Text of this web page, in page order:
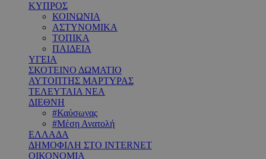
ΚΥΠΡΟΣ
ΚΟΙΝΩΝΙΑ
ΑΣΤΥΝΟΜΙΚΑ
ΤΟΠΙΚΑ
ΠΑΙΔΕΙΑ
ΥΓΕΙΑ
ΣΚΟΤΕΙΝΟ ΔΩΜΑΤΙΟ
ΑΥΤΟΠΤΗΣ ΜΑΡΤΥΡΑΣ
ΤΕΛΕΥΤΑΙΑ ΝΕΑ
ΔΙΕΘΝΗ
#Καύσωνας
#Μέση Ανατολή
ΕΛΛΑΔΑ
ΔΗΜΟΦΙΛΗ ΣΤΟ INTERNET
ΟΙΚΟΝΟΜΙΑ